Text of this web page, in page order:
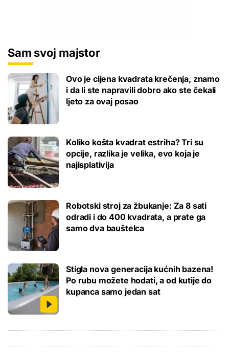
Sam svoj majstor
Ovo je cijena kvadrata krečenja, znamo
i da li ste napravili dobro ako ste čekali
ljeto za ovaj posao
Koliko košta kvadrat estriha? Tri su
opcije, razlika je velika, evo koja je
najisplativija
Robotski stroj za žbukanje: Za 8 sati
odradi i do 400 kvadrata, a prate ga
samo dva bauštelca
Stigla nova generacija kućnih bazena!
Po rubu možete hodati, a od kutije do
kupanca samo jedan sat